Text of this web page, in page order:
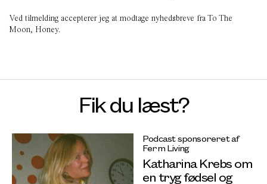
Ved tilmelding accepterer jeg at modtage nyhedsbreve fra To The
Moon, Honey.
Fik du læst?
Podcast sponsoreret af
Ferm Living
Katharina Krebs om
en tryg fødsel og